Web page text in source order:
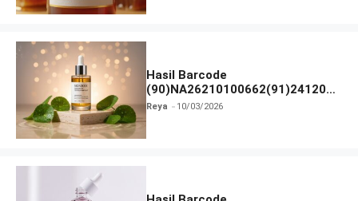
Hasil Barcode
(90)NA26210100662(91)241203
dan Izin BPOM
Reya 10/03/2026